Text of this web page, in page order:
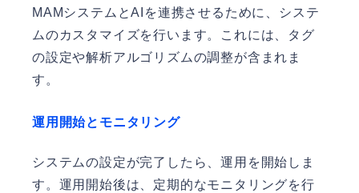
MAMシステムとAIを連携させるために、システ
ムのカスタマイズを行います。これには、タグ
の設定や解析アルゴリズムの調整が含まれま
す。
運用開始とモニタリング
システムの設定が完了したら、運用を開始しま
す。運用開始後は、定期的なモニタリングを行